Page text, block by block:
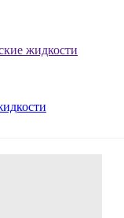
жидкости